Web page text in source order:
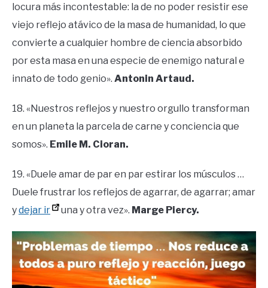
locura más incontestable: la de no poder resistir ese
viejo reflejo atávico de la masa de humanidad, lo que
convierte a cualquier hombre de ciencia absorbido
por esta masa en una especie de enemigo natural e
innato de todo genio». Antonin Artaud.
18. «Nuestros reflejos y nuestro orgullo transforman
en un planeta la parcela de carne y conciencia que
somos». Emile M. Cioran.
19. «Duele amar de par en par estirar los músculos …
Duele frustrar los reflejos de agarrar, de agarrar; amar
ydejar ir una y otra vez». Marge Piercy.